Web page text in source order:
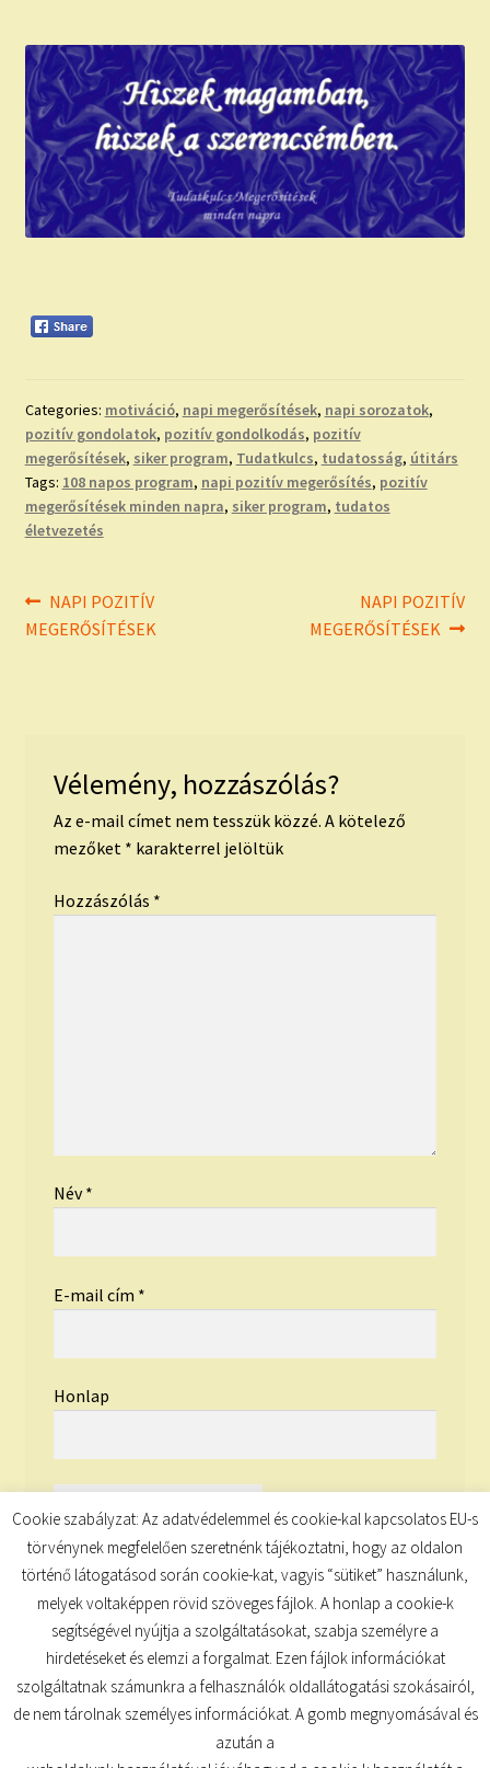
Categories: motiváció, napi megerősítések, napi sorozatok,
pozitív gondolatok, pozitív gondolkodás, pozitív
megerősítések, siker program, Tudatkulcs, tudatosság, útitárs
Tags: 108 napos program, napi pozitív megerősítés, pozitív
megerősítések minden napra, siker program, tudatos
életvezetés
Bejegyzés
navigáció
Previous
post:
NAPI POZITÍV
MEGERŐSÍTÉSEK
Next
post:
NAPI POZITÍV
MEGERŐSÍTÉSEK
Vélemény, hozzászólás?
Az e-mail címet nem tesszük közzé. A kötelező
mezőket * karakterrel jelöltük
Hozzászólás *
Név*
E-mail cím *
Honlap
© TUDATKULCS 2026
Cookie szabályzat: Az adatvédelemmel és cookie-kal kapcsolatos EU-s
törvénynek megfelelően szeretnénk tájékoztatni, hogy az oldalon
történő látogatásod során cookie-kat, vagyis “sütiket” használunk,
melyek voltaképpen rövid szöveges fájlok. A honlap a cookie-k
segítségével nyújtja a szolgáltatásokat, szabja személyre a
hirdetéseket és elemzi a forgalmat. Ezen fájlok információkat
szolgáltatnak számunkra a felhasználók oldallátogatási szokásairól,
de nem tárolnak személyes információkat. A gomb megnyomásával és
azután a